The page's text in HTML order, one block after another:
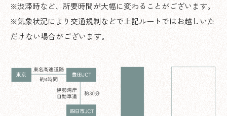
※渋滞時など、所要時間が大幅に変わることがございます。
※気象状況により交通規制などで上記ルートではお越しいた
だけない場合がございます。